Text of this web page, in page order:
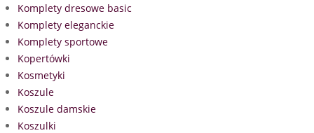
Komplety dresowe basic
Komplety eleganckie
Komplety sportowe
Kopertówki
Kosmetyki
Koszule
Koszule damskie
Koszulki